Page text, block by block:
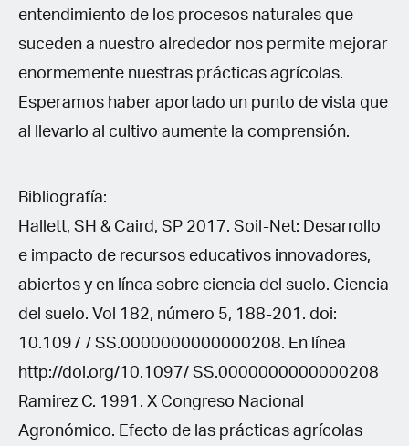
entendimiento de los procesos naturales que
suceden a nuestro alrededor nos permite mejorar
enormemente nuestras prácticas agrícolas.
Esperamos haber aportado un punto de vista que
al llevarlo al cultivo aumente la comprensión.
Bibliografía:
Hallett, SH & Caird, SP 2017. Soil-Net: Desarrollo
e impacto de recursos educativos innovadores,
abiertos y en línea sobre ciencia del suelo. Ciencia
del suelo. Vol 182, número 5, 188-201. doi:
10.1097 / SS.0000000000000208. En línea
http://doi.org/10.1097/ SS.0000000000000208
Ramirez C. 1991. X Congreso Nacional
Agronómico. Efecto de las prácticas agrícolas